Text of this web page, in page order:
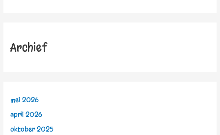
Archief
mei 2026
april 2026
oktober 2025